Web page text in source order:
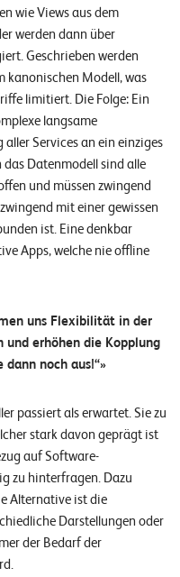
wie Views aus dem
werden dann über
Geschrieben werden
kanonischen Modell, was
limitiert. Die Folge: Ein
langsame
Services an ein einziges
Datenmodell sind alle
und müssen zwingend
mit einer gewissen
ist. Eine denkbar
Apps, welche nie offline
uns Flexibilität in der
erhöhen die Kopplung
dann noch aus!“
passiert als erwartet. Sie zu
stark davon geprägt ist
auf Software-
zu hinterfragen. Dazu
Alternative ist die
Darstellungen oder
der Bedarf der